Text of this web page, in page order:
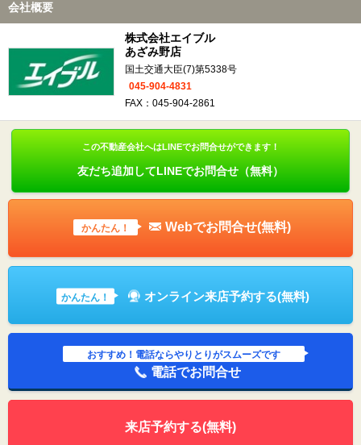
会社概要
株式会社エイブル
あざみ野店
国土交通大臣(7)第5338号
045-904-4831
FAX：045-904-2861
この不動産会社へはLINEでお問合せができます！
友だち追加してLINEでお問合せ（無料）
かんたん！ Webでお問合せ(無料)
かんたん！ オンライン来店予約する(無料)
おすすめ！電話ならやりとりがスムーズです
電話でお問合せ
来店予約する(無料)